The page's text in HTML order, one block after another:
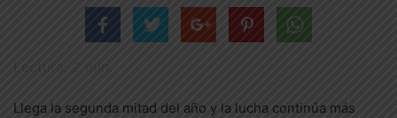
Llega la segunda mitad del año y la lucha continúa más